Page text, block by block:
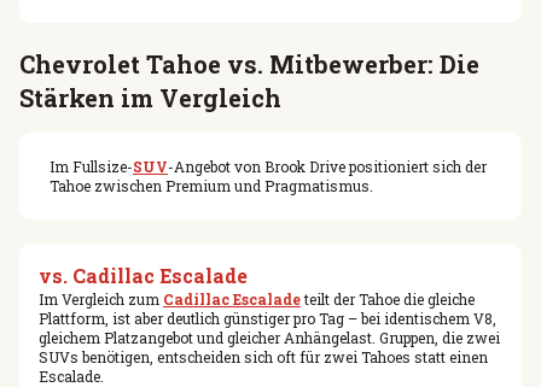
Chevrolet Tahoe vs. Mitbewerber: Die
Stärken im Vergleich
Im Fullsize-SUV-Angebot von Brook Drive positioniert sich der
Tahoe zwischen Premium und Pragmatismus.
vs. Cadillac Escalade
Im Vergleich zum Cadillac Escaladeteilt der Tahoe die gleiche
Plattform, ist aber deutlich günstiger pro Tag – bei identischem V8,
gleichem Platzangebot und gleicher Anhängelast. Gruppen, die zwei
SUVs benötigen, entscheiden sich oft für zwei Tahoes statt einen
Escalade.